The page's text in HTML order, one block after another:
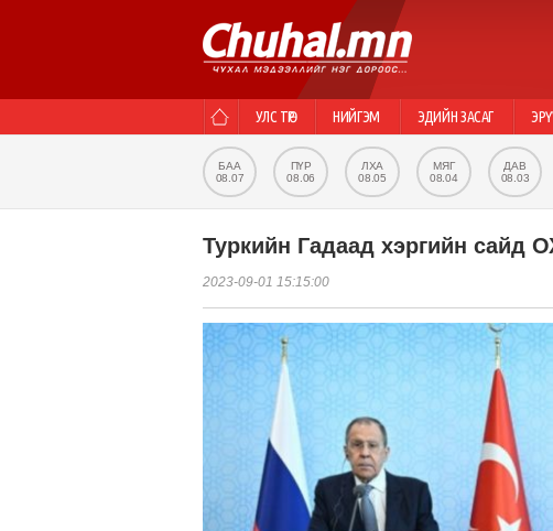
УЛС ТӨР НИЙГЭМ ЭДИЙН ЗАСАГ
БАА
08.07
ПҮР
08.06
ЛХА
08.05
МЯГ
08.04
ДАВ
08.03
Туркийн Гадаад хэргийн сайд
2023-09-01 15:15:00